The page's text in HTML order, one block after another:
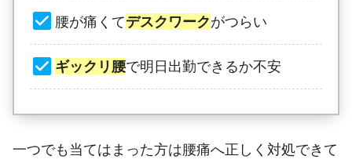
腰が痛くてデスクワークがつらい
ギックリ腰で明日出勤できるか不安
一つでも当てはまった方は腰痛へ正しく対処できて